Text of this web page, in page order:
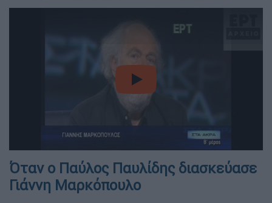
video
Όταν ο Παύλος Παυλίδης διασκεύασε
Γιάννη Μαρκόπουλο